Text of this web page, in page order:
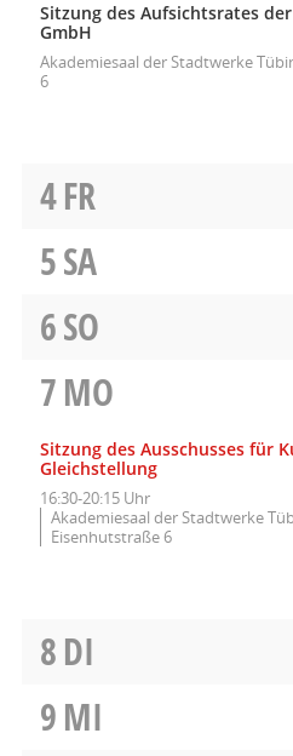
Sitzung des Aufsichtsrates
GmbH
Akademiesaal der Stadtwerke
6
4FR
5SA
6SO
7MO
Sitzung des Ausschusses für
Gleichstellung
16:30-20:15 Uhr
Akademiesaal der Stadtwerke
Eisenhutstraße 6
8DI
9MI